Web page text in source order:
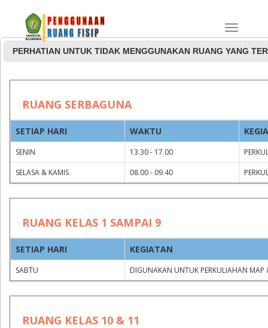
Jadwal Penggunaan
Ruang Rapat dan
Serbaguna
PERHATIAN UNTUK TIDAK MENGGUNAKAN RUANG YANG
RUANG SERBAGUNA
SETIAP HARI WAKTU
SENIN 13.30 - 17.00
SELASA & KAMIS
08.00 - 09.40
RUANG KELAS 1 SAMPAI 9
SETIAP HARI KEGIATAN
SABTU DIGUNAKAN UNTUK PERKULIAHAN MAP
RUANG KELAS 10 & 11